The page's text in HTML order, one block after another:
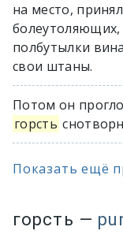
на место, принял
полбутылки
свои штаны.
Потом он
горсть
Показать ещё
горсть —